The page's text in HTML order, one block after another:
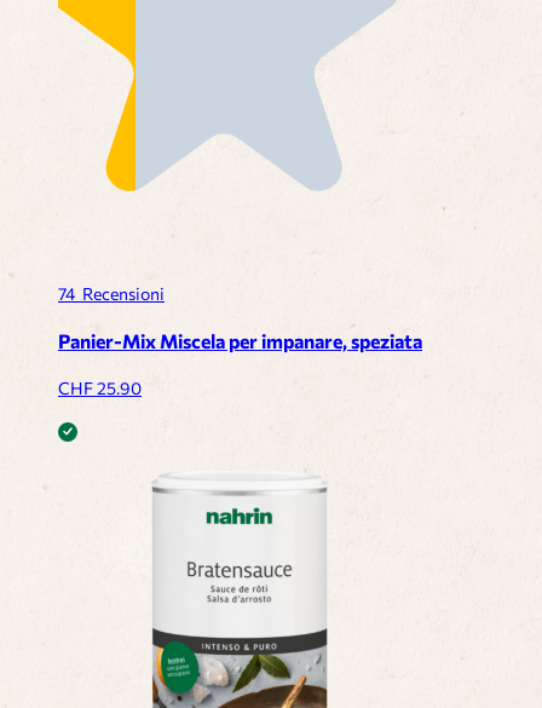
74 Recensioni
Panier-Mix Miscela per impanare, speziata
CHF25.90